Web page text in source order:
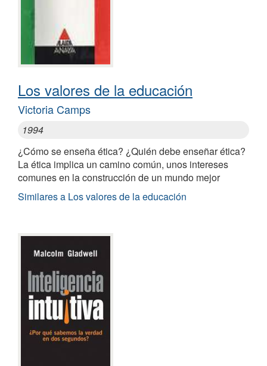
Los valores de la educación
Victoria Camps
1994
¿Cómo se enseña ética? ¿Quién debe enseñar ética?
La ética implica un camino común, unos intereses
comunes en la construcción de un mundo mejor
Similares a Los valores de la educación